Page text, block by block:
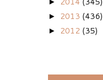
►
► 2013 (436)
► 2012 (35)